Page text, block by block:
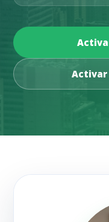
Activar